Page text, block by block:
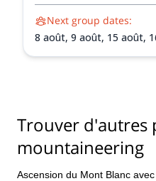
Next group dates:
8 août, 9 août, 15 août,
Trouver d'autres
mountaineering
Ascension du Mont Blanc